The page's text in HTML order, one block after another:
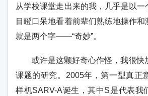
从学校课堂走出来的我，几乎是以一
目瞪口呆地看着前辈们熟练地操作
就是两个字——“奇妙”。
或许是这颗好奇心作怪，我很快
课题的研究。2005年，第一型真正
样机SARV-A诞生，其中S是代表我